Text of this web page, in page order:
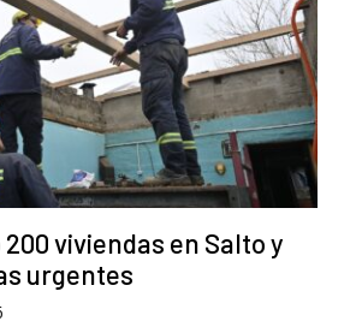
200 viviendas en Salto y
urgentes